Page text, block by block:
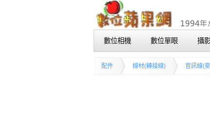
數位相機 數位單眼 攝
配件 線材(轉接線) 音訊線(